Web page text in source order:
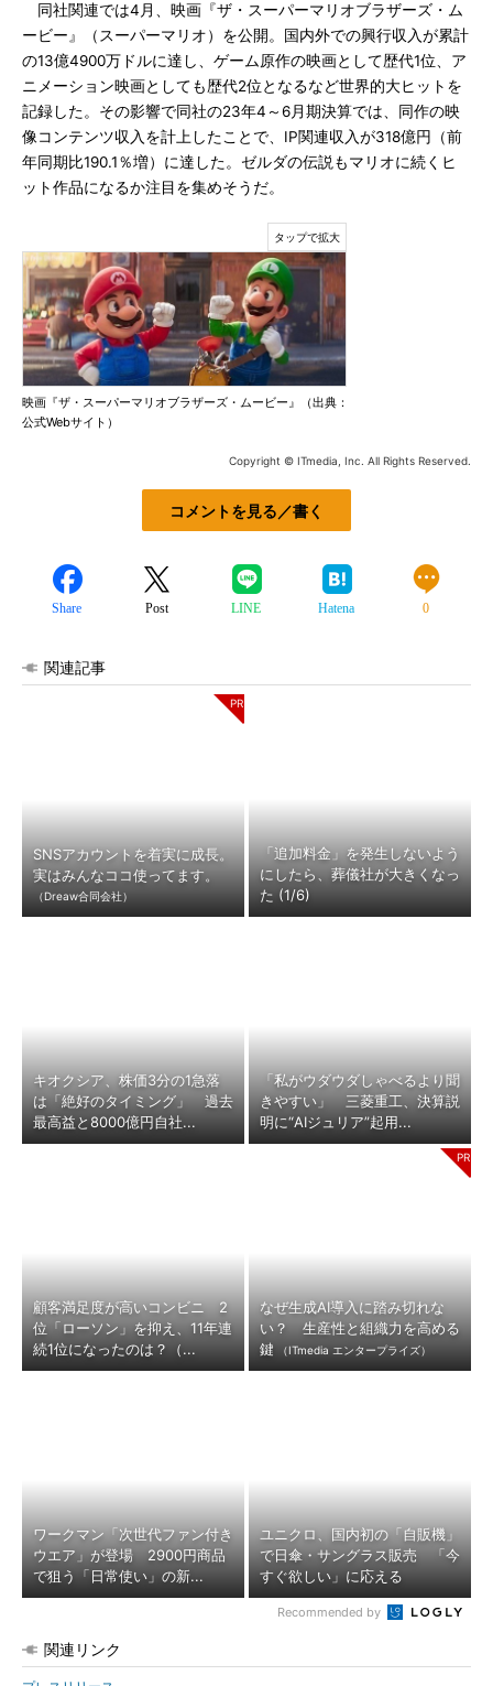
同社関連では4月、映画『ザ・スーパーマリオブラザーズ・ム
ービー』（スーパーマリオ）を公開。国内外での興行収入が累計
の13億4900万ドルに達し、ゲーム原作の映画として歴代1位、ア
ニメーション映画としても歴代2位となるなど世界的大ヒットを
記録した。その影響で同社の23年4～6月期決算では、同作の映
像コンテンツ収入を計上したことで、IP関連収入が318億円（前
年同期比190.1％増）に達した。ゼルダの伝説もマリオに続くヒ
ット作品になるか注目を集めそうだ。
映画『ザ・スーパーマリオブラザーズ・ムービー』（出典：
公式Webサイト）
Copyright © ITmedia, Inc. All Rights Reserved.
コメントを見る／書く
Share Post LINE Hatena 0
関連記事
SNSアカウントを着実に成長。
実はみんなココ使ってます。
（Dreaw合同会社）
「追加料金」を発生しないよう
にしたら、葬儀社が大きくなっ
た (1/6)
キオクシア、株価3分の1急落
は「絶好のタイミング」 過去
最高益と8000億円自社...
「私がウダウダしゃべるより聞
きやすい」 三菱重工、決算説
明に“AIジュリア”起用...
顧客満足度が高いコンビニ 2
位「ローソン」を抑え、11年連
続1位になったのは？（...
なぜ生成AI導入に踏み切れな
い？ 生産性と組織力を高める
鍵
（ITmedia エンタープライズ）
ワークマン「次世代ファン付き
ウエア」が登場 2900円商品
で狙う「日常使い」の新...
ユニクロ、国内初の「自販機」
で日傘・サングラス販売 「今
すぐ欲しい」に応える
Recommended by
関連リンク